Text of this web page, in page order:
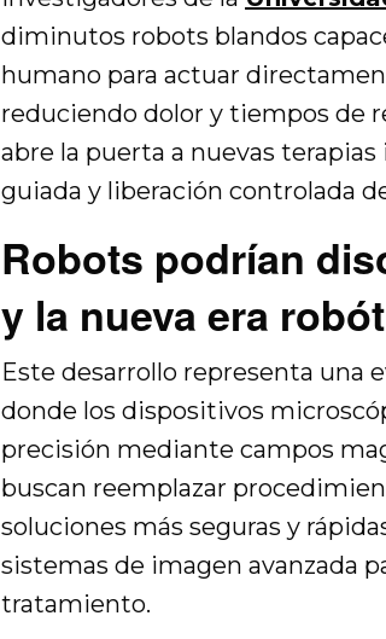
diminutos robots blandos
humano para actuar
reduciendo dolor y tiempos de
abre la puerta a nuevas
guiada y liberación controlada
Robots podrían
y la nueva era
Este desarrollo representa una
donde los dispositivos
precisión mediante campos
buscan reemplazar
soluciones más seguras y
sistemas de imagen avanzada
tratamiento.